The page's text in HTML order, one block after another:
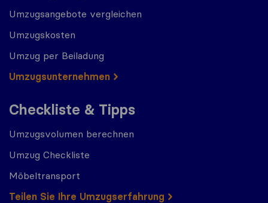
Umzugsangebote vergleichen
Umzugskosten
Umzug per Beiladung
Umzugs​​unternehmen
Checkliste & Tipps
Umzugsvolumen berechnen
Umzug Checkliste
Möbeltransport
Teilen Sie Ihre Umzugserfahrung